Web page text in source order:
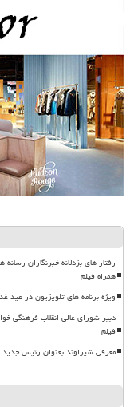
رفتار های بزدلانه خبرنگاران
همراه فیلم
ویژه برنامه های تلویزیون در عید
دبیر شورای عالی انقلاب فرهنگی
فیلم
معرفی شیراوند بعنوان رئیس